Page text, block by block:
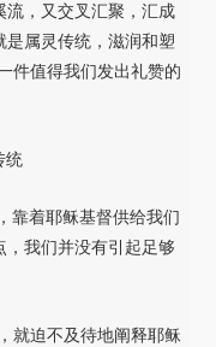
流，又交叉汇聚，汇成
属灵传统，滋润和塑
件值得我们发出礼赞的
统
靠着耶稣基督供给我们
，我们并没有引起足够
就迫不及待地阐释耶稣